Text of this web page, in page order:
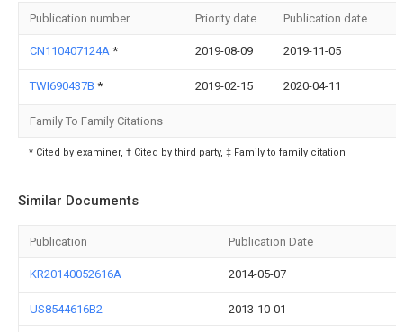
Publication number Priority date Publication date
CN110407124A * 2019-08-09 2019-11-05
TWI690437B * 2019-02-15 2020-04-11
Family To Family Citations
* Cited by examiner, † Cited by third party, ‡ Family to family citation
Similar Documents
Publication Publication Date
KR20140052616A 2014-05-07
US8544616B2 2013-10-01